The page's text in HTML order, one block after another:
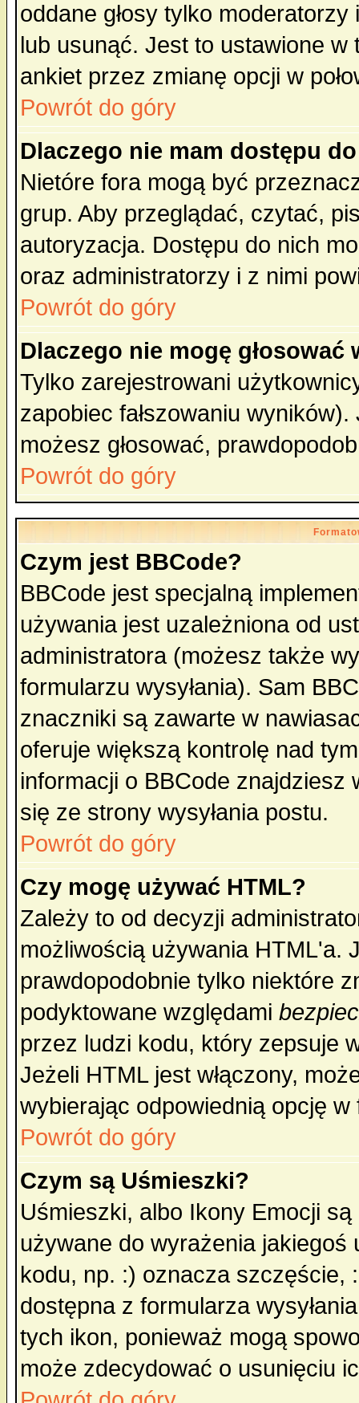
oddane głosy tylko
lub usunąć. Jest to ustawione w
ankiet przez zmianę opcji w
Powrót do góry
Dlaczego nie mam dostępu
Nietóre fora mogą być
grup. Aby przeglądać, czytać,
autoryzacja. Dostępu do nich
oraz administratorzy i z nimi
Powrót do góry
Dlaczego nie mogę głosować
Tylko zarejestrowani
zapobiec fałszowaniu
możesz głosować,
Powrót do góry
Czym jest BBCode?
BBCode jest specjalną
używania jest uzależniona od
administratora (możesz także
formularzu wysyłania). Sam
znaczniki są zawarte w
oferuje większą kontrolę nad
informacji o BBCode
się ze strony wysyłania postu.
Powrót do góry
Czy mogę używać HTML?
Zależy to od decyzji
możliwością używania HTML'a.
prawdopodobnie tylko niektóre
podyktowane względami
przez ludzi kodu, który zepsuje
Jeżeli HTML jest włączony,
wybierając odpowiednią opcję w
Powrót do góry
Czym są Uśmieszki?
Uśmieszki, albo Ikony Emocji
używane do wyrażenia
kodu, np. :) oznacza szczęście,
dostępna z formularza
tych ikon, ponieważ mogą
może zdecydować o usunięciu